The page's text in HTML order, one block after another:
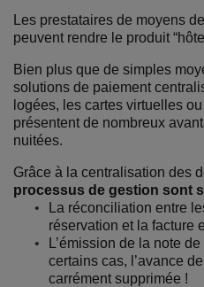
Les prestataires de moyens
peuvent rendre le produit
Bien plus que de simples
solutions de paiement
logées, les cartes virtuelles
présentent de nombreux
nuitées.
Grâce à la centralisation des
processus de gestion sont
La réconciliation entre
réservation et la facture
L’émission de la note
certains cas, l’avance
carrément supprimée !